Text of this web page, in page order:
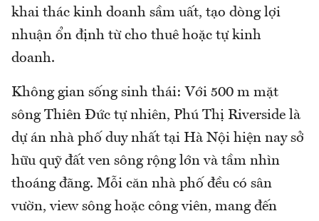
khai thác kinh doanh sầm uất, tạo dòng lợi
nhuận ổn định từ cho thuê hoặc tự kinh
doanh.
Không gian sống sinh thái: Với 500 m mặt
sông Thiên Đức tự nhiên, Phú Thị Riverside là
dự án nhà phố duy nhất tại Hà Nội hiện nay sở
hữu quỹ đất ven sông rộng lớn và tầm nhìn
thoáng đãng. Mỗi căn nhà phố đều có sân
vườn, view sông hoặc công viên, mang đến